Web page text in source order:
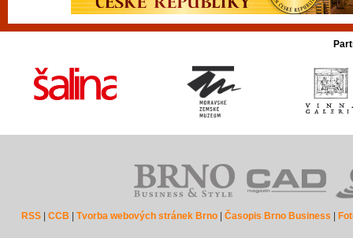
RSS |CCB |Tvorba webových stránek Brno |Časopis Brno Business